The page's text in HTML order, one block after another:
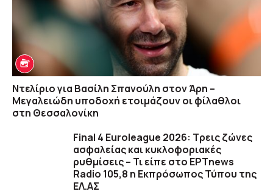
Ντελίριο για Βασίλη Σπανούλη στον Άρη –
Μεγαλειώδη υποδοχή ετοιμάζουν οι φίλαθλοι
στη Θεσσαλονίκη
Final 4 Euroleague 2026: Τρεις ζώνες
ασφαλείας και κυκλοφοριακές
ρυθμίσεις – Τι είπε στο ΕΡΤnews
Radio 105,8 η Εκπρόσωπος Τύπου της
ΕΛ.ΑΣ